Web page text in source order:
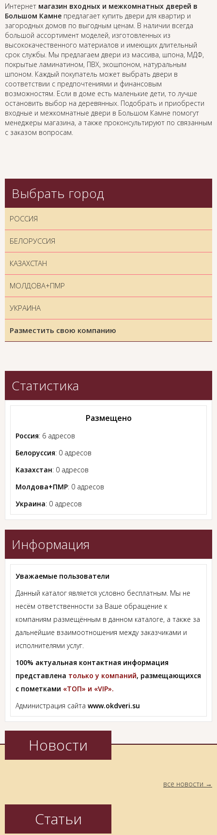
Интернет магазин входных и межкомнатных дверей в
Большом Камне предлагает купить двери для квартир и
загородных домов по выгодным ценам. В наличии всегда
большой ассортимент моделей, изготовленных из
высококачественного материалов и имеющих длительный
срок службы. Мы предлагаем двери из массива, шпона, МДФ,
покрытые ламинатином, ПВХ, экошпоном, натуральным
шпоном. Каждый покупатель может выбрать двери в
соответствии с предпочтениями и финансовым
возможностям. Если в доме есть маленькие дети, то лучше
остановить выбор на деревянных. Подобрать и приобрести
входные и межкомнатные двери в Большом Камне помогут
менеджеры магазина, а также проконсультируют по связанным
с заказом вопросам.
Выбрать город
РОССИЯ
БЕЛОРУССИЯ
КАЗАХСТАН
МОЛДОВА+ПМР
УКРАИНА
Разместить свою компанию
Статистика
Размещено
Россия: 6 адресов
Белоруссия: 0 адресов
Казахстан: 0 адресов
Молдова+ПМР: 0 адресов
Украина: 0 адресов
Информация
Уважаемые пользователи
Данный каталог является условно бесплатным. Мы не
несём ответственности за Ваше обращение к
компаниям размещённым в данном каталоге, а также за
дальнейшие взаимоотношения между заказчиками и
исполнителями услуг.
100% актуальная контактная информация
представлена только у компаний, размещающихся
с пометками «ТОП» и «VIP».
Администрация сайта www.okdveri.su
Новости
все новости
Статьи